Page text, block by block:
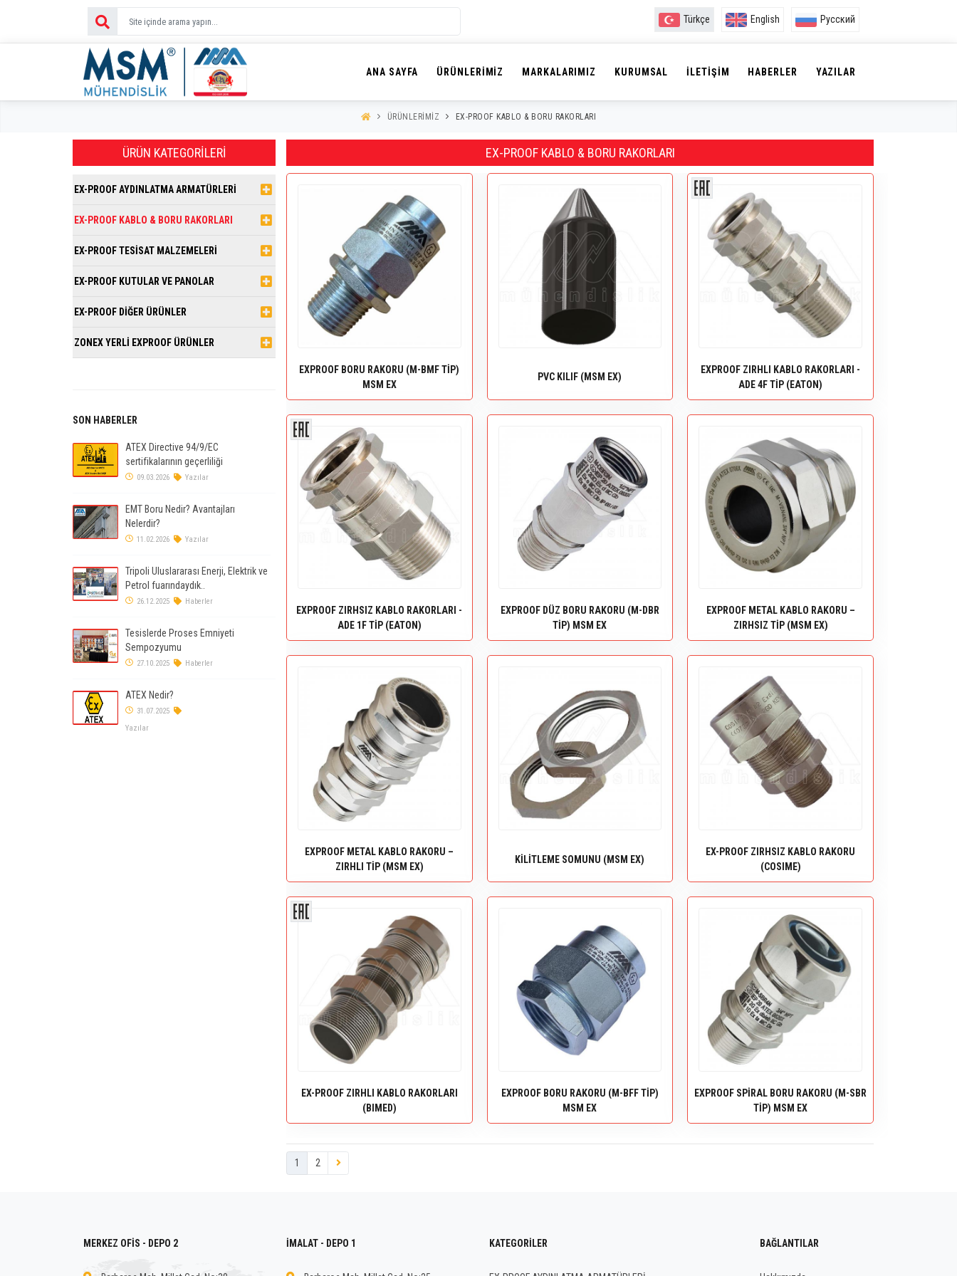
Türkçe English Русский
ANA SAYFA ÜRÜNLERIMIZ MARKALARIMIZ KURUMSAL İLETIŞIM HABERLER YAZILAR
ÜRÜNLERIMIZ EX-PROOF KABLO & BORU RAKORLARI
EX-PROOF KABLO & BORU RAKORLARI
EXPROOF BORU RAKORU (M-BMF TİP)
MSM EX
PVC KILIF (MSM EX)
EXPROOF ZIRHLI KABLO RAKORLARI -
ADE 4F TİP (EATON)
EXPROOF ZIRHSIZ KABLO RAKORLARI -
ADE 1F TİP (EATON)
EXPROOF DÜZ BORU RAKORU (M-DBR
TİP) MSM EX
EXPROOF METAL KABLO RAKORU –
ZIRHSIZ TİP (MSM EX)
EXPROOF METAL KABLO RAKORU –
ZIRHLI TİP (MSM EX)
KİLİTLEME SOMUNU (MSM EX)
EX-PROOF ZIRHSIZ KABLO RAKORU
(COSIME)
EX-PROOF ZIRHLI KABLO RAKORLARI
(BIMED)
EXPROOF BORU RAKORU (M-BFF TİP)
MSM EX
EXPROOF SPİRAL BORU RAKORU (M-SBR
TİP) MSM EX
1 2
ÜRÜN KATEGORILERI
EX-PROOF AYDINLATMA ARMATÜRLERİ
EX-PROOF KABLO & BORU RAKORLARI
EX-PROOF TESİSAT MALZEMELERİ
EX-PROOF KUTULAR VE PANOLAR
EX-PROOF DİĞER ÜRÜNLER
ZONEX YERLİ EXPROOF ÜRÜNLER
SON HABERLER
ATEX Directive 94/9/EC
sertifikalarının geçerliliği
09.03.2026 Yazılar
EMT Boru Nedir? Avantajları
Nelerdir?
11.02.2026 Yazılar
Tripoli Uluslararası Enerji, Elektrik ve
Petrol fuarındaydık..
26.12.2025 Haberler
Tesislerde Proses Emniyeti
Sempozyumu
27.10.2025 Haberler
ATEX Nedir?
31.07.2025
Yazılar
MERKEZ OFİS - DEPO 2 İMALAT - DEPO 1 KATEGORILER BAĞLANTILAR